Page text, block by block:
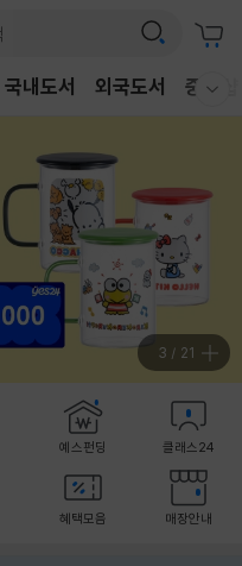
국내도서 외국도서 중고샵
3 / 21
예스펀딩 클래스24
혜택모음 매장안내